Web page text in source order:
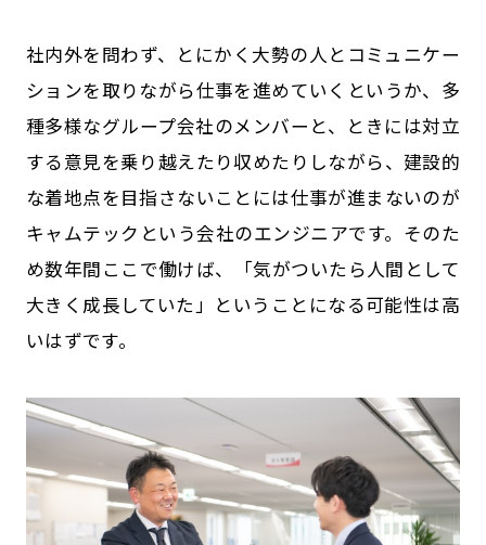
社内外を問わず、とにかく大勢の人とコミュニケー
ションを取りながら仕事を進めていくというか、多
種多様なグループ会社のメンバーと、ときには対立
する意見を乗り越えたり収めたりしながら、建設的
な着地点を目指さないことには仕事が進まないのが
キャムテックという会社のエンジニアです。そのた
め数年間ここで働けば、「気がついたら人間として
大きく成長していた」ということになる可能性は高
いはずです。